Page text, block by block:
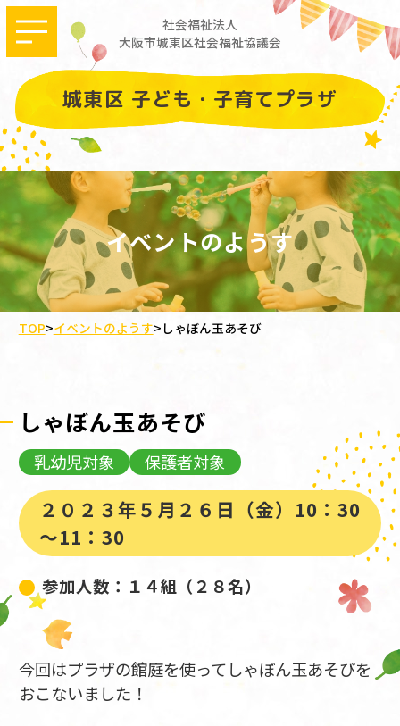
社会福祉法人
大阪市城東区社会福祉協議会
城東区 子ども・子育てプラザ
イベントのようす
TOP>イベントのようす> しゃぼん玉あそび
しゃぼん玉あそび
乳幼児対象 保護者対象
２０２３年５月２６日（金）10：30
～11：30
参加人数：１４組（２８名）
今回はプラザの館庭を使ってしゃぼん玉あそびを
おこないました！